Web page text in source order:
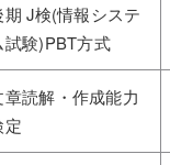
期 J検(情報システ
試験)PBT方式
章読解・作成能力
定